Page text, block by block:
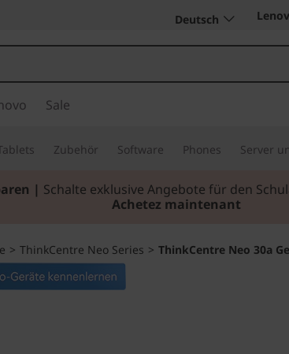
Deutsch
Sale
Zubehör Software Phones Server
| Schalte exklusive Angebote für den
Achetez maintenant
> ThinkCentre Neo Series > ThinkCentre Neo 30a